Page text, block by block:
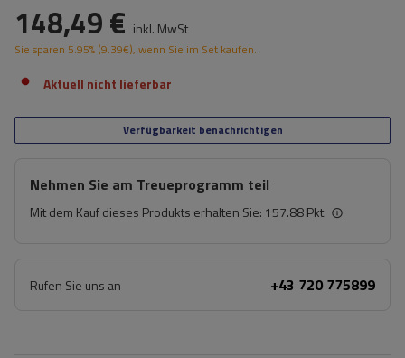
148,49 € inkl. MwSt
Sie sparen 5.95% (9.39€), wenn Sie im Set kaufen.
Aktuell nicht lieferbar
Verfügbarkeit benachrichtigen
Nehmen Sie am Treueprogramm teil
Mit dem Kauf dieses Produkts erhalten Sie: 157.88 Pkt.
Rufen Sie uns an +43 720 775899